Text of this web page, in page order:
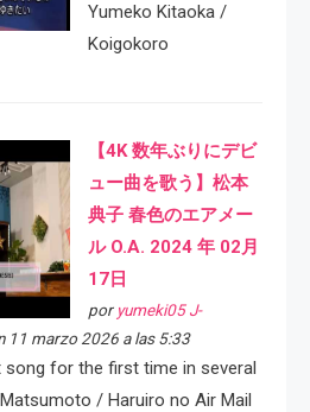
Yumeko Kitaoka /
Koigokoro
【4K 数年ぶりにデビ
ュー曲を歌う】松本
典子 春色のエアメー
ル O.A. 2024 年 02月
17日
por yumeki05 J-
11 marzo 2026 a las 5:33
song for the first time in several
/ Haruiro no Air Mail